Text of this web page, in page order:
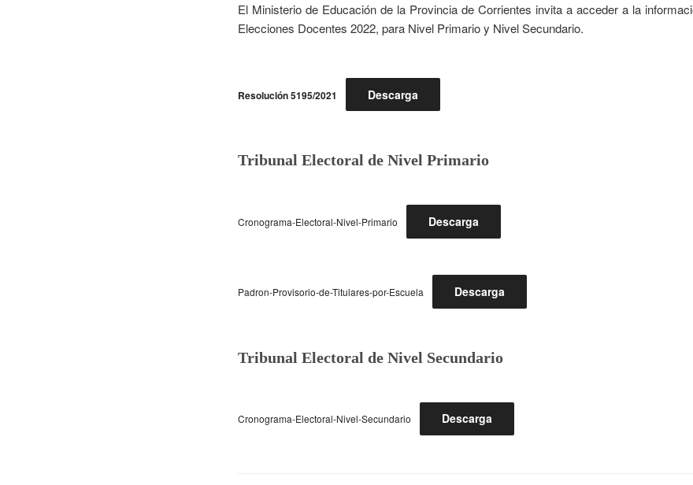
El Ministerio de Educación de la Provincia de Corrientes invita a acceder a la
Elecciones Docentes 2022, para Nivel Primario y Nivel Secundario.
Resolución 5195/2021 Descarga
Tribunal Electoral de Nivel Primario
Cronograma-Electoral-Nivel-Primario Descarga
Padron-Provisorio-de-Titulares-por-Escuela Descarga
Tribunal Electoral de Nivel Secundario
Cronograma-Electoral-Nivel-Secundario Descarga